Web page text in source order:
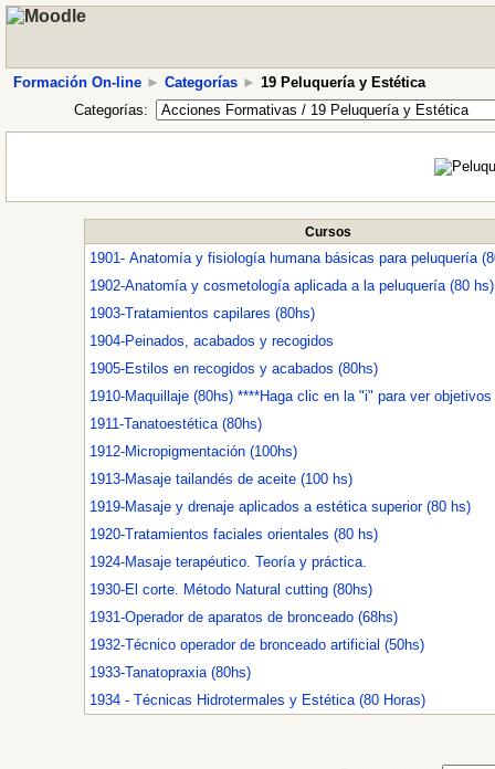
Formación On-line ► Categorías ► 19 Peluquería y Estética
Categorías:
Cursos
1901- Anatomía y fisiología humana básicas para peluquería
1902-Anatomía y cosmetología aplicada a la peluquería (80 hs)
1903-Tratamientos capilares (80hs)
1904-Peinados, acabados y recogidos
1905-Estilos en recogidos y acabados (80hs)
1910-Maquillaje (80hs) ****Haga clic en la "i" para ver
1911-Tanatoestética (80hs)
1912-Micropigmentación (100hs)
1913-Masaje tailandés de aceite (100 hs)
1919-Masaje y drenaje aplicados a estética superior (80 hs)
1920-Tratamientos faciales orientales (80 hs)
1924-Masaje terapéutico. Teoría y práctica.
1930-El corte. Método Natural cutting (80hs)
1931-Operador de aparatos de bronceado (68hs)
1932-Técnico operador de bronceado artificial (50hs)
1933-Tanatopraxia (80hs)
1934 - Técnicas Hidrotermales y Estética (80 Horas)